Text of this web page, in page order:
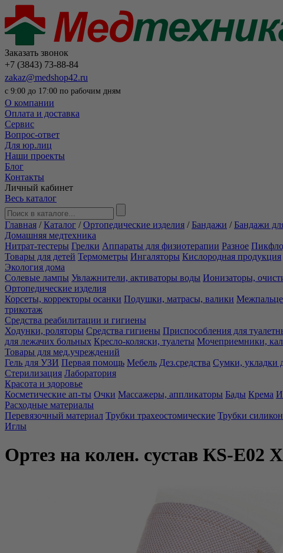
Заказать звонок
+7 (3843) 73-88-84
zakaz@medshop42.ru
с 9:00 до 17:00 по рабочим дням
О компании
Оплата и доставка
Сервис
Вопрос-ответ
Для юр.лиц
Наши проекты
Блог
Контакты
Личный кабинет
Весь каталог
Главная /Каталог /Ортопедические изделия / Бандажи / Бандажи
Домашняя медтехника
Нитрат-тестеры Грелки Аппараты для физиотерапии Разное
Товары для детей Термометры Ингаляторы Кислородная продукция
Экология дома
Солевые лампы Увлажнители, активаторы воды Ионизаторы,
Ортопедические изделия
Корсеты, корректоры осанки Подушки, матрасы, валики
трикотаж
Средства реабилитации и гигиены
Ходунки, роляторы Средства гигиены Приспособления для
для лежачих больных Кресло-коляски, туалеты Мочеприемники,
Товары для мед.учреждений
Гель для УЗИ Первая помощь Мебель Дез.средства Сумки, укладки
Стерилизация Лаборатория
Красота и здоровье
Косметические ап-ты Очки Массажеры, аппликаторы Бады Крема
Расходные материалы
Перевязочный материал Трубки трахеостомические Трубки
Иглы
Ортез на колен. сустав КS-E02